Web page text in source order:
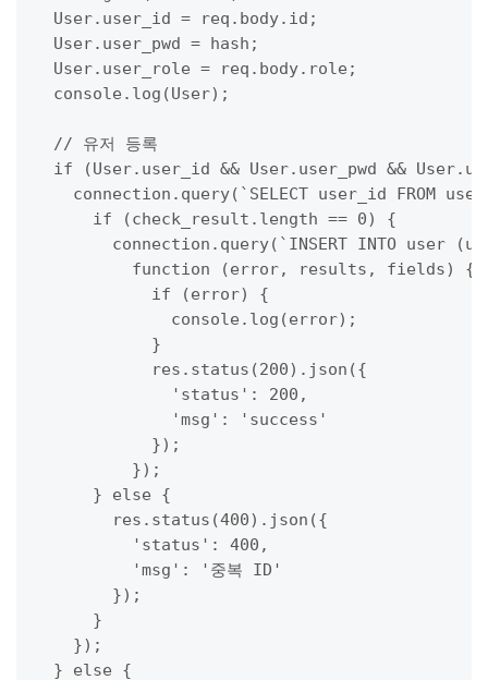
  User.user_id = req.body.id;
  User.user_pwd = hash;
  User.user_role = req.body.role;
  console.log(User);
  // 유저 등록
if (User.user_id && User.user_pwd &&
connection.query(`SELECT user_id FROM
      if (check_result.length == 0) {
connection.query(`INSERT INTO user
          function (error, results, fields) {
            if (error) {
              console.log(error);
            }
            res.status(200).json({
              'status': 200,
              'msg': 'success'
            });
          });
      } else {
        res.status(400).json({
          'status': 400,
          'msg': '중복 ID'
        });
      }
    });
  } else {